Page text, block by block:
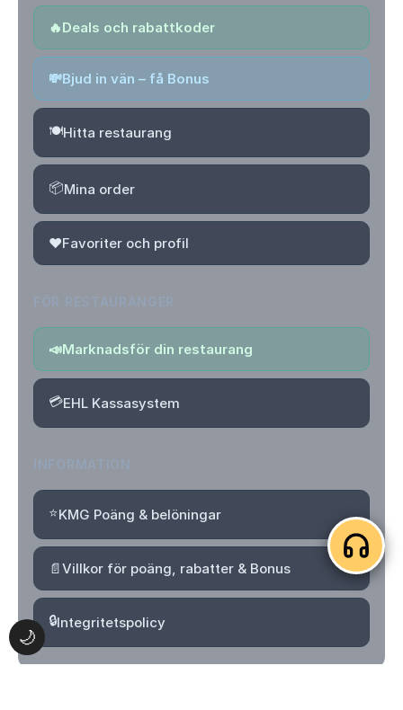
🌙
🔥Deals och rabattkoder
💸Bjud in vän – få Bonus
🍽️Hitta restaurang
📦Mina order
❤️Favoriter och profil
📣Marknadsför din restaurang
💳EHL Kassasystem
⭐KMG Poäng & belöningar
📄Villkor för poäng, rabatter & Bonus
🔒Integritetspolicy